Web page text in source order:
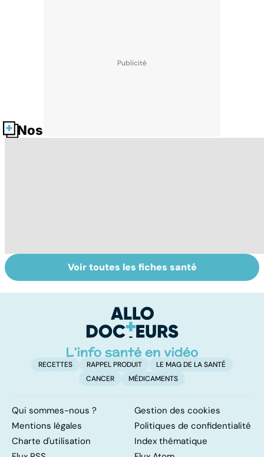
Nos fiches santé
Tout savoir sur
les infections
Covid-19 : tout
savoir sur la
Voir toutes les fiches santé
RECETTES RAPPEL PRODUIT
LE MAG DE LA SANTÉ
CANCER
MÉDICAMENTS
Qui sommes-nous ?
Gestion des cookies
Mentions légales
Politiques de confidentialité
Charte d'utilisation
Index thématique